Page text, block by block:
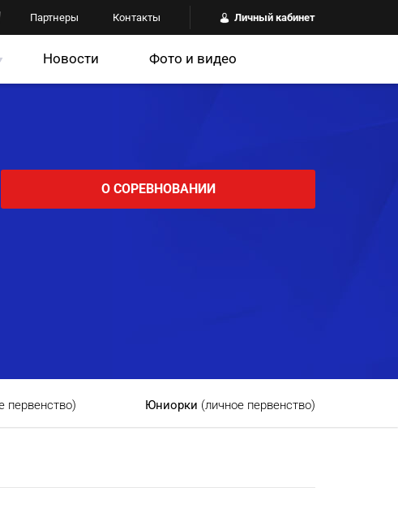
Партнеры Контакты Личный кабинет
Новости Фото и видео
О СОРЕВНОВАНИИ
первенство) Юниорки (личное первенство)